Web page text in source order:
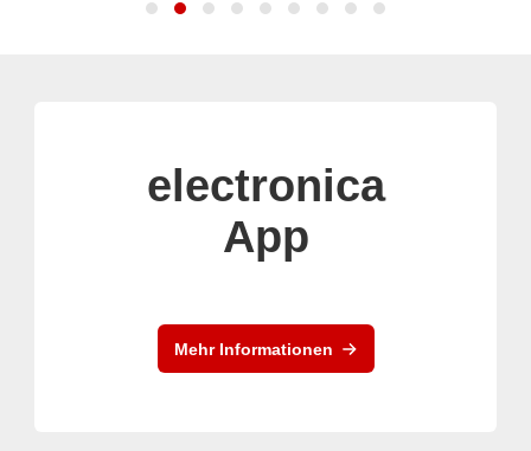
electronica
App
Mehr Informationen